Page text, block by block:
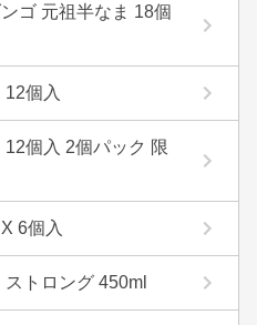
ゴ 元祖半なま 18個
個入
個入 2個パック 限
6個入
トロング 450ml